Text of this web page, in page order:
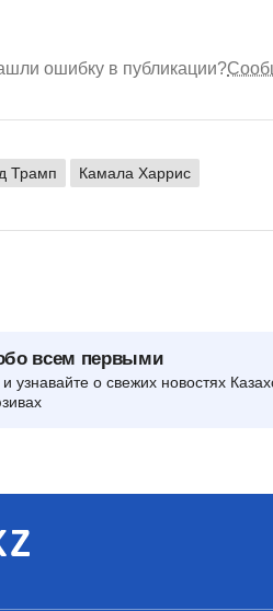
ошибку в публикации?
Трамп Камала Харрис
всем первыми
узнавайте о свежих новостях